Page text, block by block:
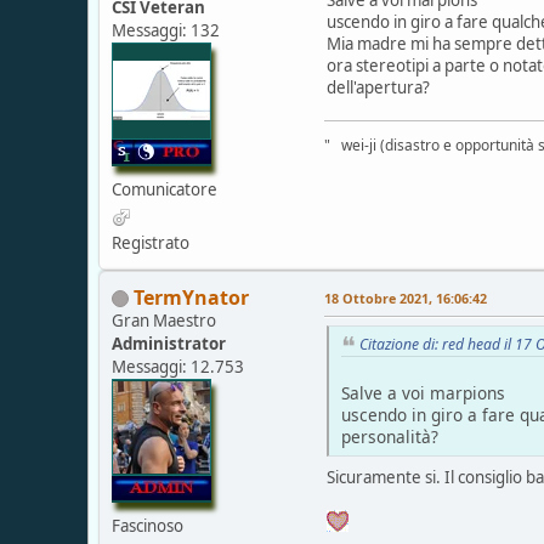
CSI Veteran
Messaggi: 132
Comunicatore
Registrato
uscendo in giro a fare
Mia madre mi ha sempre
ora stereotipi a parte o
dell'apertura?
" wei-ji (disastro e opportunità
TermYnator
Gran Maestro
Administrator
Messaggi: 12.753
Fascinoso
18 Ottobre 2021, 16:06:42
Citazione di: red head il 17
Salve a voi marpions
uscendo in giro a fare
personalità?
Sicuramente si. Il consiglio